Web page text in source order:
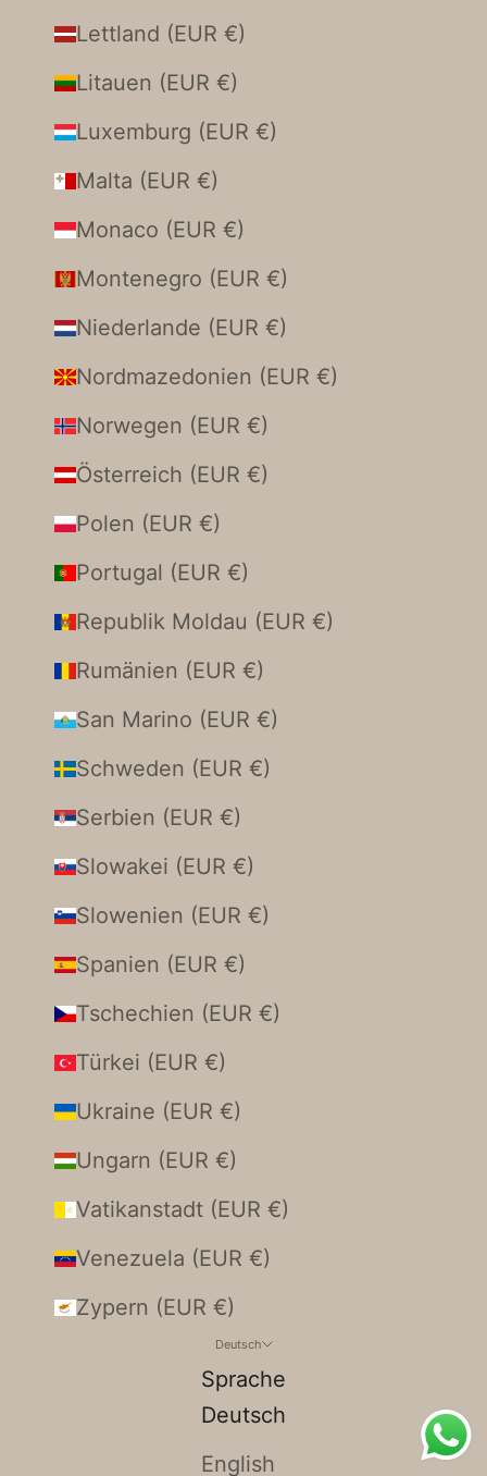
Lettland (EUR €)
Litauen (EUR €)
Luxemburg (EUR €)
Malta (EUR €)
Monaco (EUR €)
Montenegro (EUR €)
Niederlande (EUR €)
Nordmazedonien (EUR €)
Norwegen (EUR €)
Österreich (EUR €)
Polen (EUR €)
Portugal (EUR €)
Republik Moldau (EUR €)
Rumänien (EUR €)
San Marino (EUR €)
Schweden (EUR €)
Serbien (EUR €)
Slowakei (EUR €)
Slowenien (EUR €)
Spanien (EUR €)
Tschechien (EUR €)
Türkei (EUR €)
Ukraine (EUR €)
Ungarn (EUR €)
Vatikanstadt (EUR €)
Venezuela (EUR €)
Zypern (EUR €)
Deutsch
Sprache
Deutsch
English